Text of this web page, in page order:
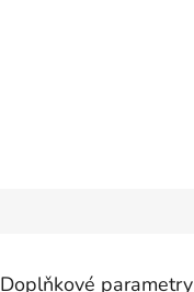
Doplňkové parametry